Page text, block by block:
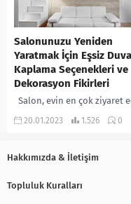
Salonunuzu Yeniden
Yaratmak İçin Eşsiz
Kaplama Seçenekleri ve
Dekorasyon Fikirleri
Salon, evin en çok ziyaret
ve konforlu vakit geçirilen
kaplamaları önemlidir....
20.01.2023 1.526 0
Hakkımızda & İletişim
Topluluk Kuralları